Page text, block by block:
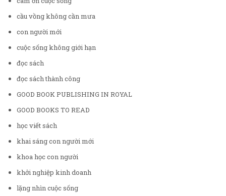
cầu vồng không cần mưa
con người mới
cuộc sống không giới hạn
đọc sách
đọc sách thành công
GOOD BOOK PUBLISHING IN ROYAL
GOOD BOOKS TO READ
học viết sách
khai sáng con người mới
khoa học con người
khởi nghiệp kinh doanh
lặng nhìn cuộc sống